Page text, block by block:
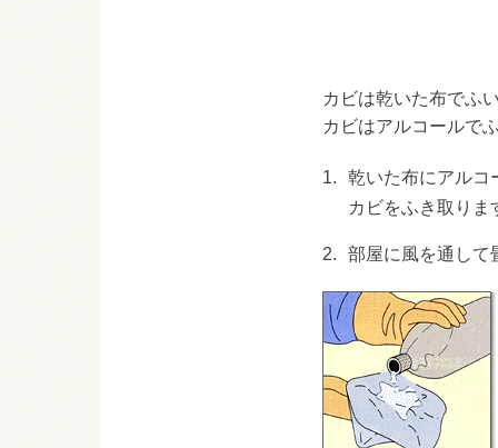
カビは乾いた布でふ
カビはアルコールで
1.
乾いた布にアルコ
カビをふき取りま
2. 部屋に風を通して